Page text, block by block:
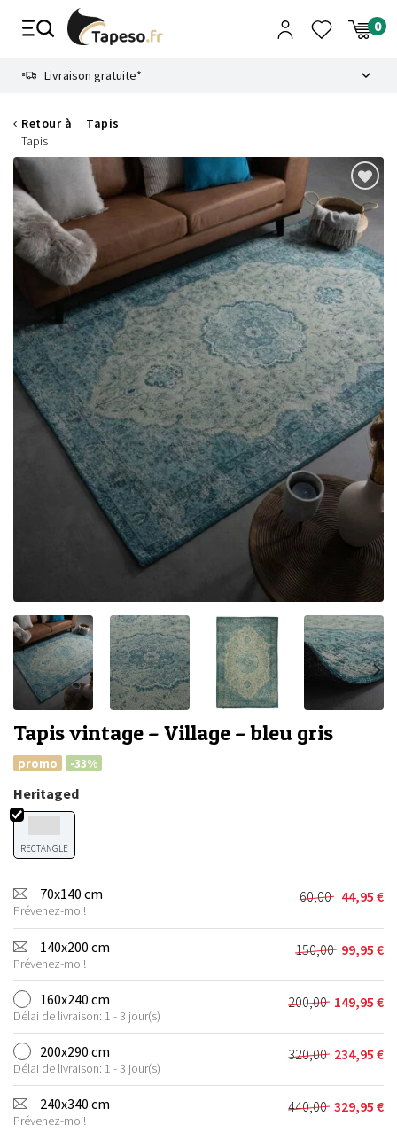
Livraison gratuite*
Retour à
Tapis
Tapis
Tapis vintage – Village – bleu gris
promo -33%
Heritaged
RECTANGLE
70x140 cm
Prévenez-moi!
60,00
Le
prix
initial
était :
60,00 €.
44,95 €
Le
prix
actuel
est :
44,95 €.
140x200 cm
Prévenez-moi!
150,00
Le
prix
initial
était :
150,00 €.
99,95 €
Le
prix
actuel
est :
99,95 €.
160x240 cm
Délai de livraison: 1 - 3 jour(s)
200,00
Le
prix
initial
était :
200,00 €.
149,95 €
Le
prix
actuel
est :
149,95 €.
200x290 cm
Délai de livraison: 1 - 3 jour(s)
320,00
Le
prix
initial
était :
234,95 €
Le
prix
actuel
est :
240x340 cm
Prévenez-moi!
440,00
Le 329,95 €
Le